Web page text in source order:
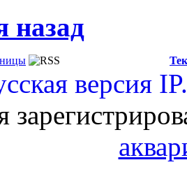
назад
версия